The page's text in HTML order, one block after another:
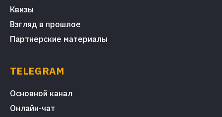
Квизы
Взгляд в прошлое
Партнерские материалы
TELEGRAM
Основной канал
Онлайн-чат